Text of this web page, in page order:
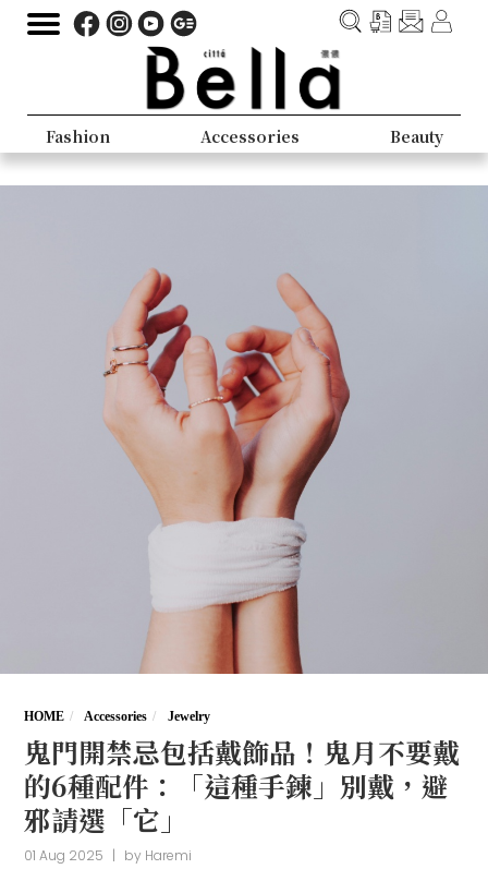
Fashion Accessories Beauty
HOME Accessories Jewelry
鬼門開禁忌包括戴飾品！鬼月不要戴
的6種配件：「這種手鍊」別戴，避
邪請選「它」
01 Aug 2025 | by Haremi